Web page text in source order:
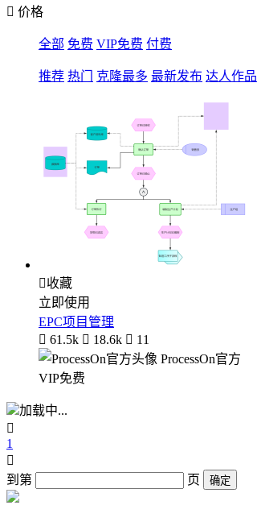
 价格
全部 免费 VIP免费 付费
推荐 热门 克隆最多 最新发布 达人作品
收藏
立即使用
EPC项目管理
 61.5k  18.6k  11
ProcessOn官方
VIP免费
加载中...

1

到第
页 确定